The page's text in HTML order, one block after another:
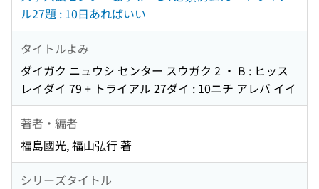
ル27題 : 10日あればいい
タイトルよみ
ダイガク ニュウシ センター スウガク 2 ・ B : ヒッス
レイダイ 79 + トライアル 27ダイ : 10ニチ アレバ イイ
著者・編者
福島國光, 福山弘行 著
シリーズタイトル